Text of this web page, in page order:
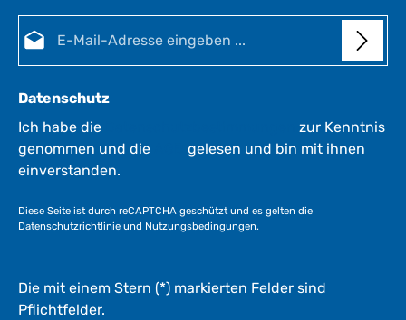
Datenschutz
Ich habe die
zur Kenntnis
genommen und die
gelesen und bin mit ihnen
einverstanden.
Diese Seite ist durch reCAPTCHA geschützt und es gelten die
Datenschutzrichtlinie und Nutzungsbedingungen.
Die mit einem Stern (*) markierten Felder sind
Pflichtfelder.